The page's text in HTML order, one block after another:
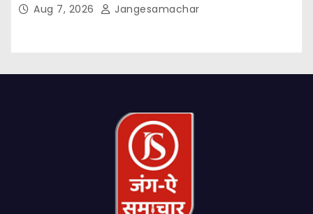
Aug 7, 2026 Jangesamachar